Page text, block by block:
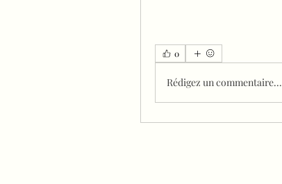
0
Rédigez un commentaire...